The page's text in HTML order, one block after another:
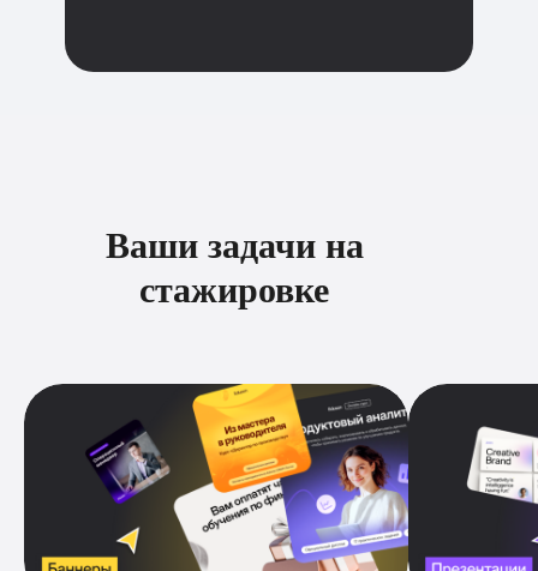
Ваши задачи на
стажировке